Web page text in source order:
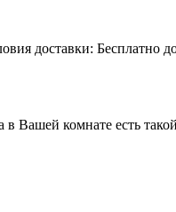
доставки: Бесплатно
Вашей комнате есть